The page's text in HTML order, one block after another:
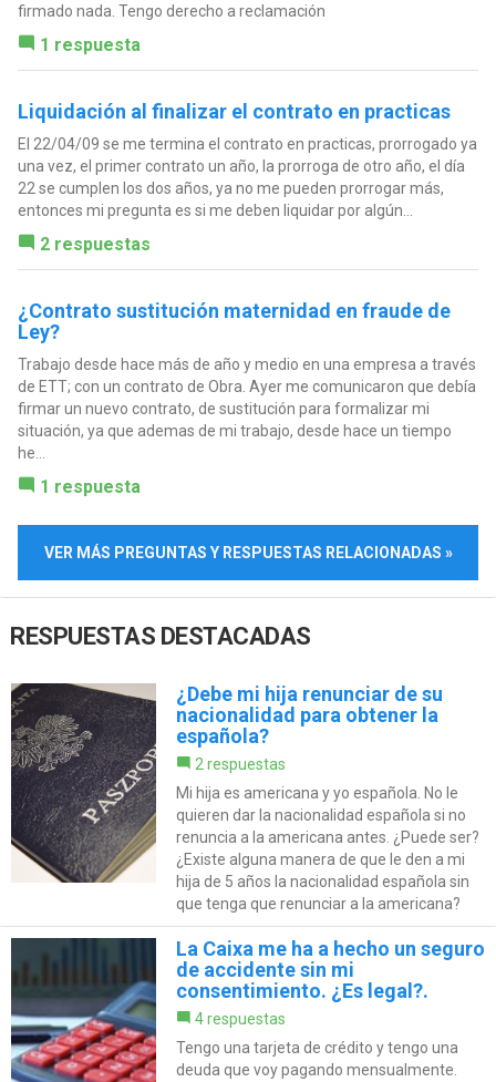
firmado nada. Tengo derecho a reclamación
1 respuesta
Liquidación al finalizar el contrato en practicas
El 22/04/09 se me termina el contrato en practicas, prorrogado ya
una vez, el primer contrato un año, la prorroga de otro año, el día
22 se cumplen los dos años, ya no me pueden prorrogar más,
entonces mi pregunta es si me deben liquidar por algún...
2 respuestas
¿Contrato sustitución maternidad en fraude de
Ley?
Trabajo desde hace más de año y medio en una empresa a través
de ETT; con un contrato de Obra. Ayer me comunicaron que debía
firmar un nuevo contrato, de sustitución para formalizar mi
situación, ya que ademas de mi trabajo, desde hace un tiempo
he...
1 respuesta
VER MÁS PREGUNTAS Y RESPUESTAS RELACIONADAS »
RESPUESTAS DESTACADAS
¿Debe mi hija renunciar de su
nacionalidad para obtener la
española?
2 respuestas
Mi hija es americana y yo española. No le
quieren dar la nacionalidad española si no
renuncia a la americana antes. ¿Puede ser?
¿Existe alguna manera de que le den a mi
hija de 5 años la nacionalidad española sin
que tenga que renunciar a la americana?
La Caixa me ha a hecho un seguro
de accidente sin mi
consentimiento. ¿Es legal?.
4 respuestas
Tengo una tarjeta de crédito y tengo una
deuda que voy pagando mensualmente.